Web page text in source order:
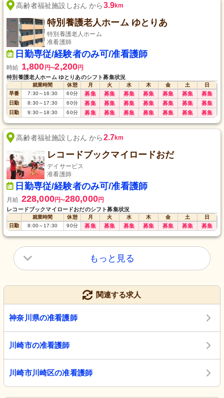
高齢者福祉施設しおん から3.9km
特別養護老人ホーム ゆとりあ
特別養護老人ホーム
准看護師
日勤専従/経験者のみ可/准看護師
時給 1,800 円〜2,200円
特別養護老人ホーム ゆとりあのシフト募集状況
就業時間 休憩 月 火 水 木 金 土
日
早番
7:30～16:30 60分 募集 募集 募集 募集 募集 募集 募集
日勤 8:30～17:30 60分 募集 募集 募集 募集 募集 募集 募集
日勤 9:30～18:30 60分 募集 募集 募集 募集 募集 募集 募集
高齢者福祉施設しおん から2.7km
レコードブックマイロードおだ
デイサービス
准看護師
日勤専従/経験者のみ可/准看護師
月給 228,000円〜280,000円
レコードブックマイロードおだのシフト募集状況
就業時間 休憩 月 火 水 木 金 土
日
日勤
8:00～17:30 90分 募集 募集 募集 募集 募集 募集 募集
もっと見る
関連する求人
神奈川県の准看護師
川崎市の准看護師
川崎市川崎区の准看護師